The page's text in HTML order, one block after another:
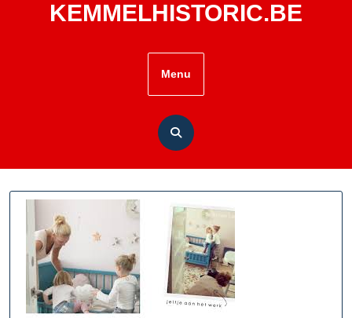
KEMMELHISTORIC.BE
Menu